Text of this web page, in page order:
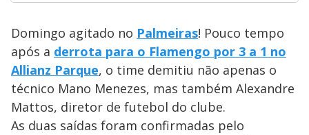
Domingo agitado no Palmeiras! Pouco tempo
após a derrota para o Flamengo por 3 a 1 no
Allianz Parque, o time demitiu não apenas o
técnico Mano Menezes, mas também Alexandre
Mattos, diretor de futebol do clube.
As duas saídas foram confirmadas pelo